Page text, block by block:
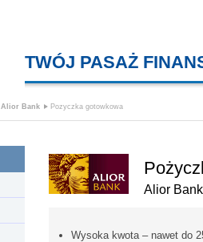
TWÓJ PASAŻ
Alior Bank Pozyczka gotowkowa
Alior Bank
Wysoka kwota – nawet do